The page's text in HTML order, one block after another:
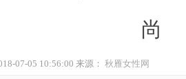
尚
07-05 10:56:00 来源： 秋雁女性网